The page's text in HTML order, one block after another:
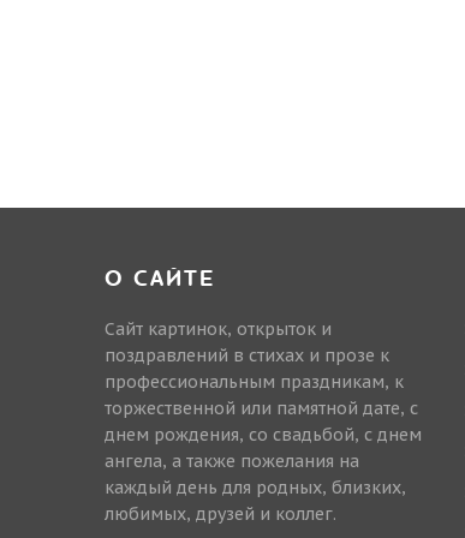
О САЙТЕ
Сайт картинок, открыток и
поздравлений в стихах и прозе к
профессиональным праздникам, к
торжественной или памятной дате, с
днем рождения, со свадьбой, с днем
ангела, а также пожелания на
каждый день для родных, близких,
любимых, друзей и коллег.